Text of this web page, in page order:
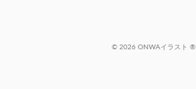
© 2026 ONWAイラスト ®